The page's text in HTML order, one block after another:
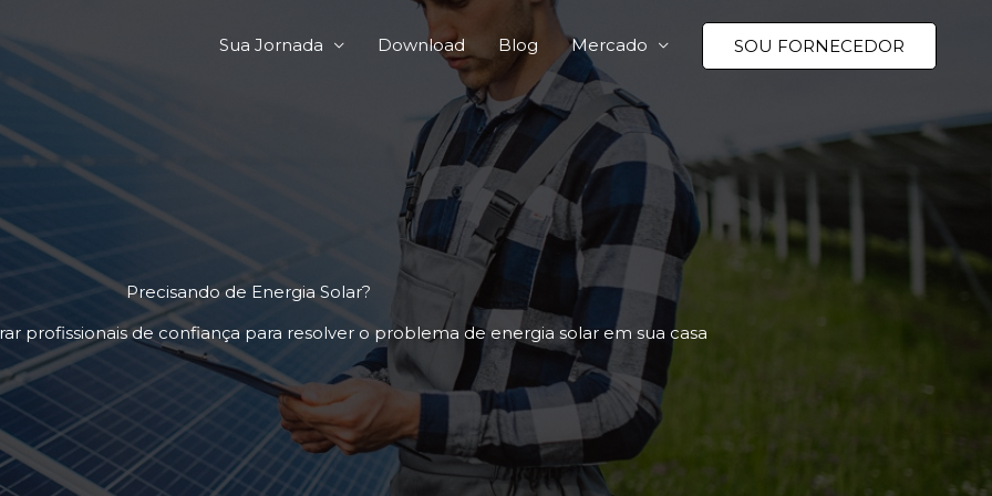
Sua Jornada Download Blog Mercado SOU FORNECEDOR
Precisando de Energia Solar?
profissionais de confiança para resolver o problema de energia solar em sua casa